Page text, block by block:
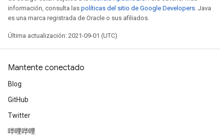
información, consulta las políticas del sitio de Google Developers. Java
es una marca registrada de Oracle o sus afiliados.
Última actualización: 2021-09-01 (UTC)
Mantente conectado
Blog
GitHub
Twitter
哔哩哔哩